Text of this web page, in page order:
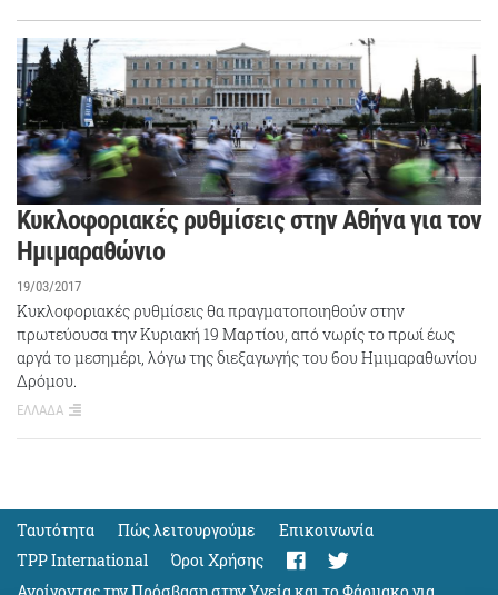
Kυκλοφοριακές ρυθμίσεις στην Αθήνα για τον
Ημιμαραθώνιο
19/03/2017
Κυκλοφοριακές ρυθμίσεις θα πραγματοποιηθούν στην
πρωτεύουσα την Κυριακή 19 Μαρτίου, από νωρίς το πρωί έως
αργά το μεσημέρι, λόγω της διεξαγωγής του 6ου Ημιμαραθωνίου
Δρόμου.
ΕΛΛΑΔΑ
Ταυτότητα Πώς λειτουργούμε
Eπικοινωνία
TPP International
Όροι Χρήσης